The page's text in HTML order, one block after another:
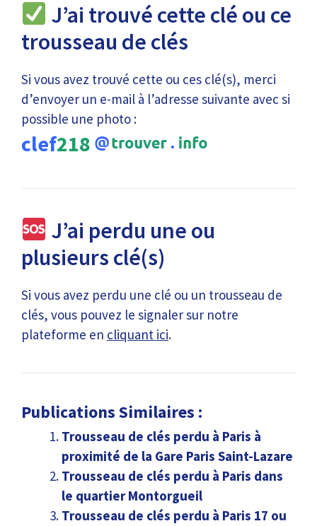
J’ai trouvé cette clé ou ce
trousseau de clés
Si vous avez trouvé cette ou ces clé(s), merci
d’envoyer un e-mail à l’adresse suivante avec si
possible une photo :
clef218
J’ai perdu une ou
plusieurs clé(s)
Si vous avez perdu une clé ou un trousseau de
clés, vous pouvez le signaler sur notre
plateforme en cliquant ici.
Publications Similaires :
Trousseau de clés perdu à Paris à
proximité de la Gare Paris Saint-Lazare
Trousseau de clés perdu à Paris dans
le quartier Montorgueil
Trousseau de clés perdu à Paris 17 ou